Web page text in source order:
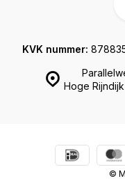
Hoge
KVK nummer:
©